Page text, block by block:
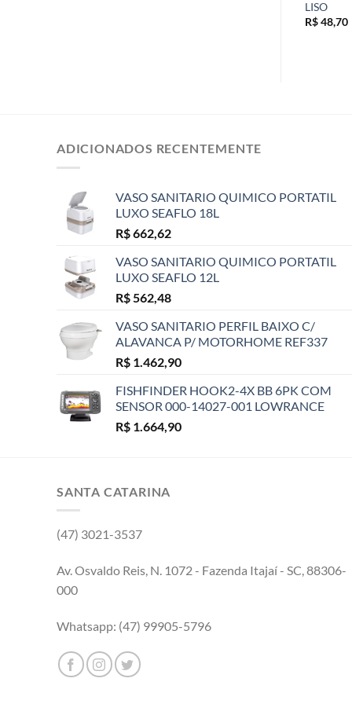
LISO
R$48,70
ADICIONADOS RECENTEMENTE
VASO SANITARIO QUIMICO PORTATIL
LUXO SEAFLO 18L
R$662,62
VASO SANITARIO QUIMICO PORTATIL
LUXO SEAFLO 12L
R$ 562,48
VASO SANITARIO PERFIL BAIXO C/
ALAVANCA P/ MOTORHOME REF337
R$ 1.462,90
FISHFINDER HOOK2-4X BB 6PK COM
SENSOR 000-14027-001 LOWRANCE
R$ 1.664,90
SANTA CATARINA
(47) 3021-3537
Av. Osvaldo Reis, N. 1072 - Fazenda Itajaí - SC, 88306-
000
Whatsapp: (47) 99905-5796